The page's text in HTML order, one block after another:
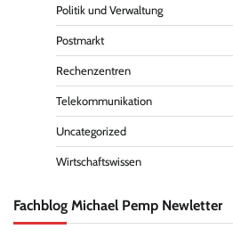
Politik und Verwaltung
Postmarkt
Rechenzentren
Telekommunikation
Uncategorized
Wirtschaftswissen
Fachblog Michael Pemp Newletter